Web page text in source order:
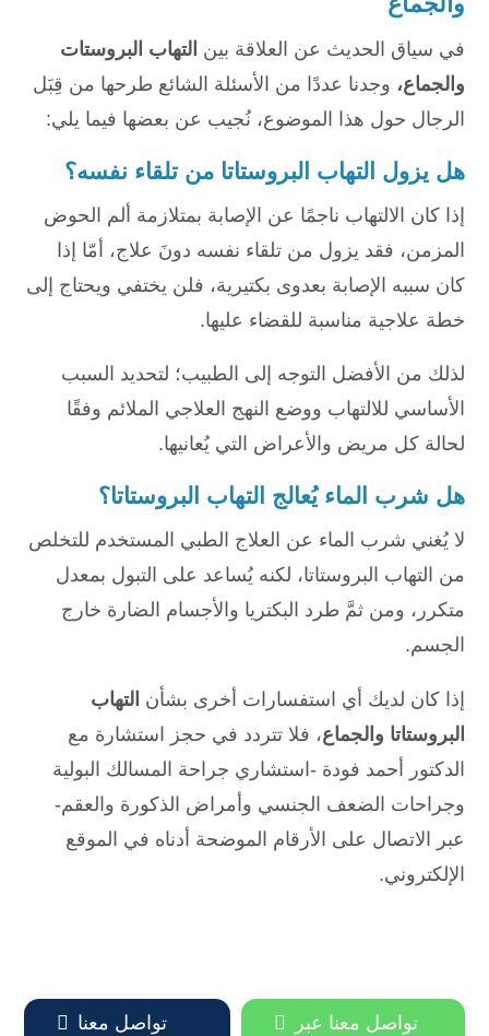
في سياق الحديث عن العلاقة بين التهاب البروستات
والجماع، وجدنا عددًا من الأسئلة الشائع طرحها من قِبَل
الرجال حول هذا الموضوع، نُجيب عن بعضها فيما يلي:
هل يزول التهاب البروستاتا من تلقاء نفسه؟
إذا كان الالتهاب ناجمًا عن الإصابة بمتلازمة ألم الحوض
المزمن، فقد يزول من تلقاء نفسه دونَ علاج، أمّا إذا
كان سببه الإصابة بعدوى بكتيرية، فلن يختفي ويحتاج إلى
خطة علاجية مناسبة للقضاء عليها.
لذلك من الأفضل التوجه إلى الطبيب؛ لتحديد السبب
الأساسي للالتهاب ووضع النهج العلاجي الملائم وفقًا
لحالة كل مريض والأعراض التي يُعانيها.
هل شرب الماء يُعالج التهاب البروستاتا؟
لا يُغني شرب الماء عن العلاج الطبي المستخدم للتخلص
من التهاب البروستاتا، لكنه يُساعد على التبول بمعدل
متكرر، ومن ثمَّ طرد البكتريا والأجسام الضارة خارج
الجسم.
إذا كان لديك أي استفسارات أخرى بشأن التهاب
البروستاتا والجماع، فلا تتردد في حجز استشارة مع
الدكتور أحمد فودة -استشاري جراحة المسالك البولية
وجراحات الضعف الجنسي وأمراض الذكورة والعقم-
عبر الاتصال على الأرقام الموضحة أدناه في الموقع
الإلكتروني.
 تواصل معنا

تواصل معنا عبر